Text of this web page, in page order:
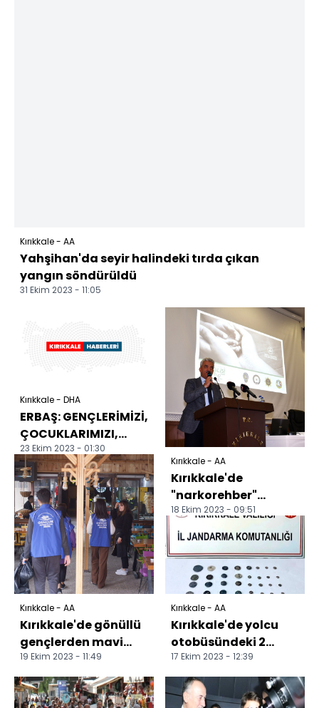
Kırıkkale - AA
Yahşihan'da seyir halindeki tırda çıkan
yangın söndürüldü
31 Ekim 2023 - 11:05
Kırıkkale - DHA
ERBAŞ: GENÇLERİMİZİ,
ÇOCUKLARIMIZI,
KUR'AN-I KERİM'E
GÖRE YETİŞTİRMEMİZ
LAZ...
23 Ekim 2023 - 01:30
Kırıkkale - AA
Kırıkkale'de gönüllü
gençlerden mavi
kapak seferberliği
19 Ekim 2023 - 11:49
Kırıkkale - AA
Kırıkkale'de
"narkorehber"
eğitimi verildi
18 Ekim 2023 - 09:51
Kırıkkale - AA
Kırıkkale'de yolcu
otobüsündeki 2
yolcunun üzerinde
47 sikke ele geçirildi
17 Ekim 2023 - 12:39